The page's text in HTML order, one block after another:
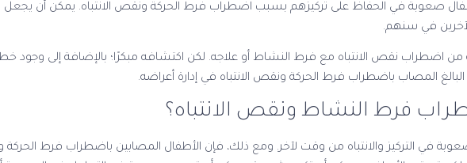
صعوبة في الحفاظ على تركيزهم بسبب اضطراب فرط الحركة ونقص الانتباه. يمكن أن يجعل
في سنهم.
من اضطراب نقص الانتباه مع فرط النشاط أو علاجه. لكن اكتشافه مبكرًا؛ بالإضافة إلى وجود
المصاب باضطراب فرط الحركة ونقص الانتباه في إدارة أعراضه.
فرط النشاط ونقص الانتباه؟
في التركيز والانتباه من وقت لآخر. ومع ذلك، فإن الأطفال المصابين باضطراب فرط الحركة